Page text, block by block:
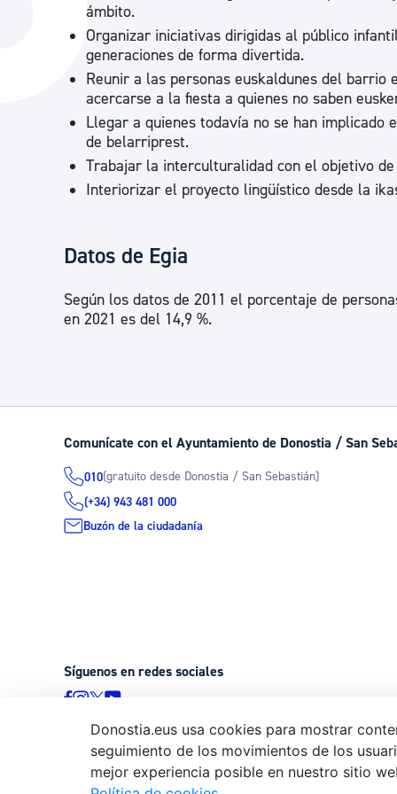
La ciudad
La ciudad ahora
Descubre la ciudad
La ciudad futura
Avisos
Agenda
ámbito.
Organizar iniciativas dirigidas al público
generaciones de forma divertida.
Reunir a las personas euskaldunes del
acercarse a la fiesta a quienes no saben
Llegar a quienes todavía no se han implicado
de belarriprest.
Trabajar la interculturalidad con el objetivo
Interiorizar el proyecto lingüístico desde la
Datos de Egia
Según los datos de 2011 el porcentaje de
en 2021 es del 14,9 %.
Comunícate con el Ayuntamiento de Donostia / San
010(gratuito desde Donostia / San Sebastián)
(+34) 943 481 000
Buzón de la ciudadanía
Síguenos en redes sociales
© Donostiako Udala - Ayuntamiento de Donostia / San
20003 Donostia / San Sebastián
Donostia.eus usa cookies para mostrar
seguimiento de los movimientos de los
mejor experiencia posible en nuestro sitio